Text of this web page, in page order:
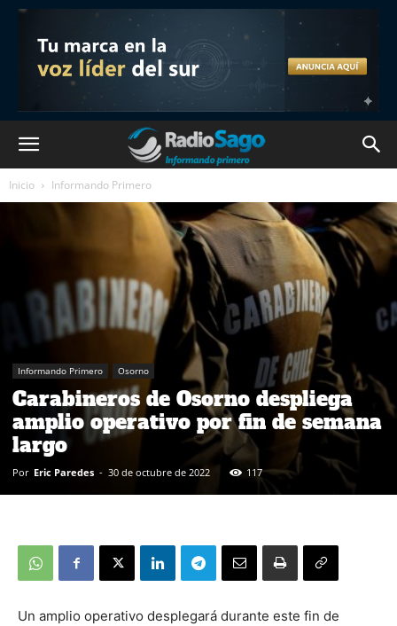
Inicio Informando Primero
Informando Primero Osorno
Carabineros de Osorno despliega
amplio operativo por fin de semana
largo
Por Eric Paredes - 30 de octubre de 2022 117
Un amplio operativo desplegará durante este fin de